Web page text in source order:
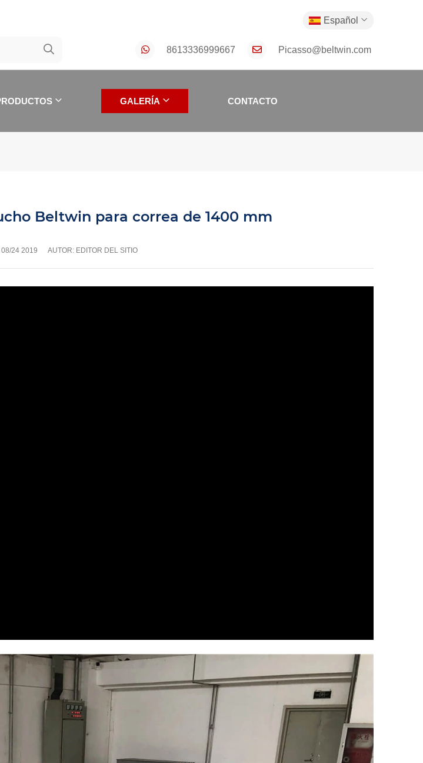
Español
8613336999667 Picasso@beltwin.com
GALERÍA CONTACTO
Beltwin para correa de 1400 mm
08/24 2019 AUTOR: EDITOR DEL SITIO